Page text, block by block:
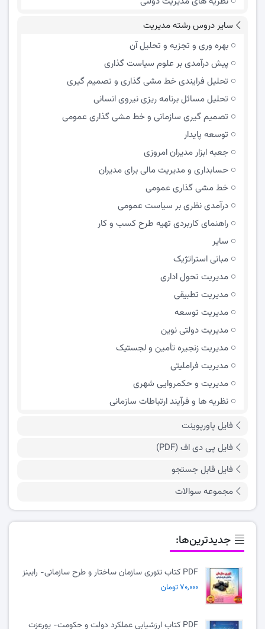
سایر دروس رشته مدیریت
بهره وری و تجزیه و تحلیل آن
پیش درآمدی بر علوم سیاست گذاری
تحلیل فرایندی خط مشی گذاری و تصمیم گیری
تحلیل مسائل برنامه ریزی نیروی انسانی
تصمیم گیری سازمانی و خط مشی گذاری عمومی
توسعه پایدار
جعبه ابزار مدیران امروزی
حسابداری و مدیریت مالی برای مدیران
خط مشی گذاری عمومی
درآمدی نظری بر سیاست عمومی
راهنمای کاربردی تهیه طرح کسب و کار
سایر
مبانی استراتژیک
مدیریت تحول اداری
مدیریت تطبیقی
مدیریت توسعه
مدیریت دولتی نوین
مدیریت زنجیره تأمین و لجستیک
مدیریت فراملیتی
مدیریت و حکمروایی شهری
نظریه ها و فرآیند ارتباطات سازمانی
فایل پاورپوینت
فایل پی دی اف (PDF)
فایل قابل جستجو
مجموعه سوالات
جدیدترین‌ها:
PDF کتاب تئوری سازمان ساختار و طرح سازمانی- رابینز
۷۰,۰۰۰ تومان
PDF کتاب ارزشیابی عملکرد دولت و حکومت- پورعزت